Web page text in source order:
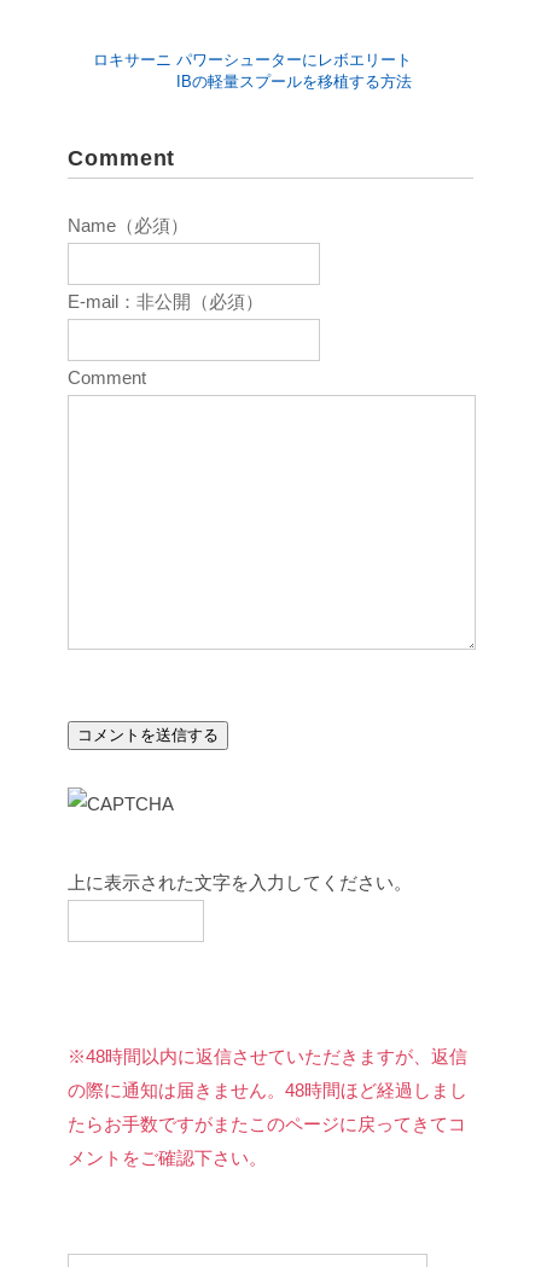
ロキサーニ パワーシューターにレボエリート
IBの軽量スプールを移植する方法
Comment
Name（必須）
E-mail：非公開（必須）
Comment
上に表示された文字を入力してください。
※48時間以内に返信させていただきますが、返信
の際に通知は届きません。48時間ほど経過しまし
たらお手数ですがまたこのページに戻ってきてコ
メントをご確認下さい。